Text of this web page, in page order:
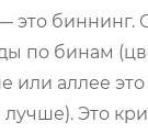
биннинг.
по бинам
или аллее
Это